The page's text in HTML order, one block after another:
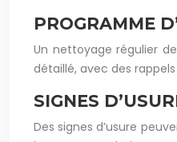
PROGRAMME
Un nettoyage régulier
détaillé, avec des
SIGNES
Des signes d’usure